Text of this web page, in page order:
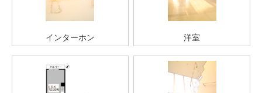
インターホン 洋室